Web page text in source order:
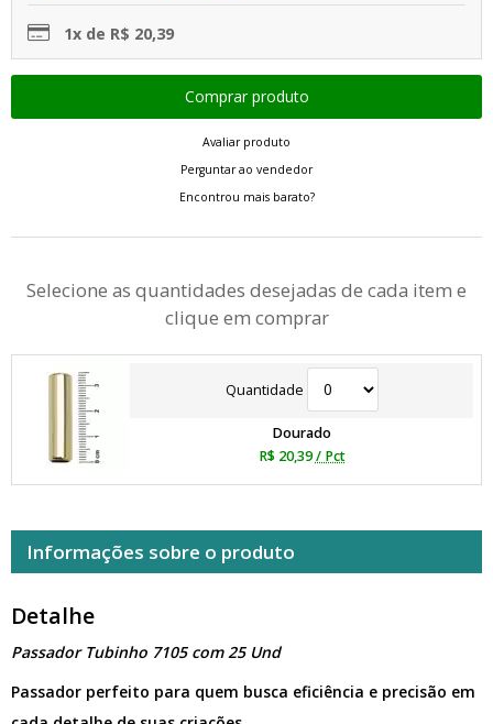
1x de R$ 20,39
Avaliar produto
Perguntar ao vendedor
Encontrou mais barato?
Selecione as quantidades desejadas de cada item e
clique em comprar
Quantidade
Dourado
R$ 20,39 / Pct
Informações sobre o produto
Detalhe
Passador Tubinho 7105 com 25 Und
Passador perfeito para quem busca eficiência e precisão em